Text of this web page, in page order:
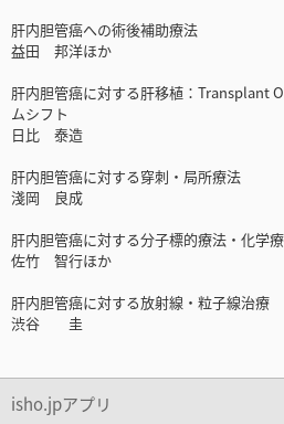
肝内胆管癌への術後補助療法
益田 邦洋ほか
肝内胆管癌に対する肝移植：Transplant
ムシフト
日比 泰造
肝内胆管癌に対する穿刺・局所療法
淺岡 良成
肝内胆管癌に対する分子標的療法・化学
佐竹 智行ほか
肝内胆管癌に対する放射線・粒子線治療
渋谷 圭
isho.jpアプリ